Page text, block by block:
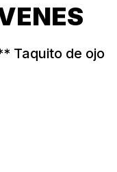
Taquito de ojo